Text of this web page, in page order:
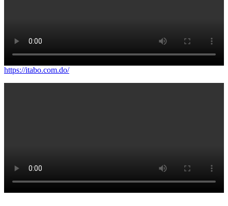
https://itabo.com.do/